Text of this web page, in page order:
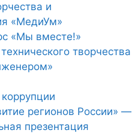
и
«МедиУм»
«Мы вместе!»
творчества
регионов России» —
презентация